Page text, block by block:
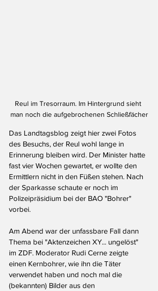
Reul im Tresorraum. Im Hintergrund sieht
man noch die aufgebrochenen Schließfächer
Das Landtagsblog zeigt hier zwei Fotos
des Besuchs, der Reul wohl lange in
Erinnerung bleiben wird. Der Minister hatte
fast vier Wochen gewartet, er wollte den
Ermittlern nicht in den Füßen stehen. Nach
der Sparkasse schaute er noch im
Polizeipräsidium bei der BAO "Bohrer"
vorbei.
Am Abend war der unfassbare Fall dann
Thema bei "Aktenzeichen XY... ungelöst"
im ZDF. Moderator Rudi Cerne zeigte
einen Kernbohrer, wie ihn die Täter
verwendet haben und noch mal die
(bekannten) Bilder aus den